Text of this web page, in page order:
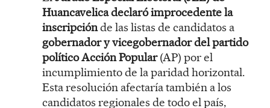
Huancavelicadeclaró improcedente la
inscripciónde las listas de candidatos a
gobernador y vicegobernador del partido
político Acción Popular(AP) por el
incumplimiento de la paridad horizontal.
Esta resolución afectaría también a los
candidatos regionales de todo el país,